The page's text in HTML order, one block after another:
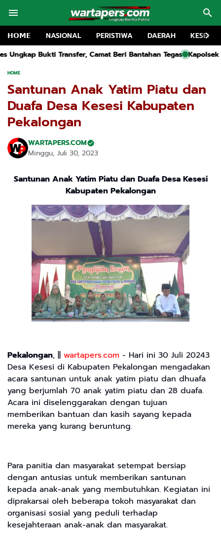
𝗛𝗢𝗠𝗘 NASIONAL PERISTIWA DAERAH
Camat Beri Bantahan Tegas Kapolsek Kwanyar Dihujat,
HOME
Santunan Anak Yatim Piatu dan
Duafa Desa Kesesi Kabupaten
Pekalongan
WARTAPERS.COM
Minggu, Juli 30, 2023
Santunan Anak Yatim Piatu dan Duafa Desa Kesesi
Kabupaten Pekalongan
Pekalongan, || wartapers.com - Hari ini 30 Juli 20243
Desa Kesesi di Kabupaten Pekalongan mengadakan
acara santunan untuk anak yatim piatu dan dhuafa
yang berjumlah 70 anak yatim piatu dan 28 duafa.
Acara ini diselenggarakan dengan tujuan
memberikan bantuan dan kasih sayang kepada
mereka yang kurang beruntung.
Para panitia dan masyarakat setempat bersiap
dengan antusias untuk memberikan santunan
kepada anak-anak yang membutuhkan. Kegiatan ini
diprakarsai oleh beberapa tokoh masyarakat dan
organisasi sosial yang peduli terhadap
kesejahteraan anak-anak dan masyarakat.